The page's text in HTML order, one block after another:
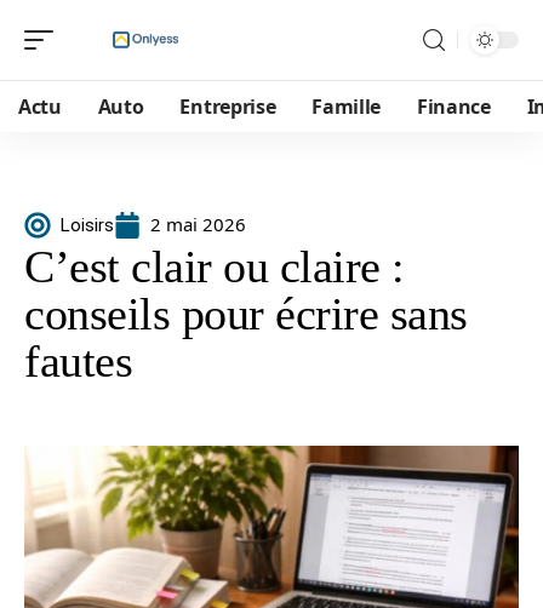
Actu Auto Entreprise Famille Finance
Loisirs 2 mai 2026
C’est clair ou claire :
conseils pour écrire sans
fautes